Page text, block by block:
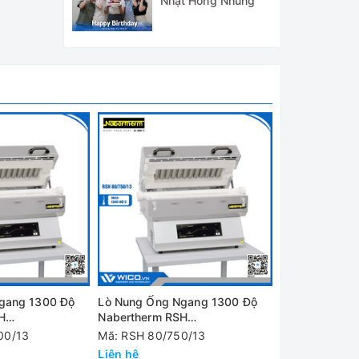
có
vô
1300 Độ
13
Lò Nung Ống Ngang 1300 Độ
Nabertherm RSH
80/750/13/B510
Mã: RSH 80/750/13
Liên hệ